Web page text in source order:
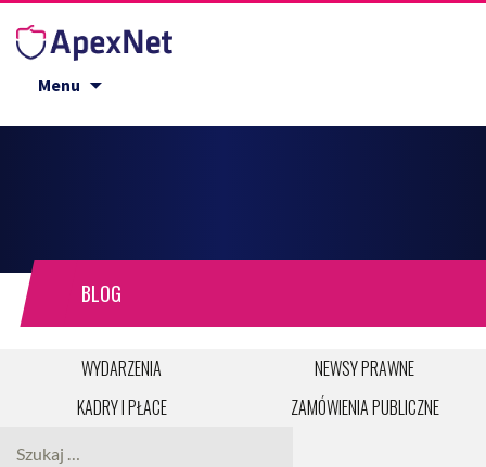
Menu
BLOG
WYDARZENIA
NEWSY PRAWNE
KADRY I PŁACE
ZAMÓWIENIA PUBLICZNE